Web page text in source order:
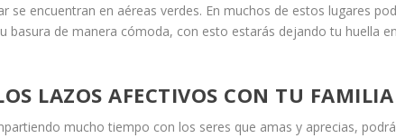
se encuentran en aéreas verdes. En muchos de estos lugares
basura de manera cómoda, con esto estarás dejando tu huella
LAZOS AFECTIVOS CON TU
mucho tiempo con los seres que amas y aprecias,